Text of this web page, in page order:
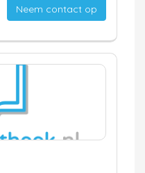
Neem contact op